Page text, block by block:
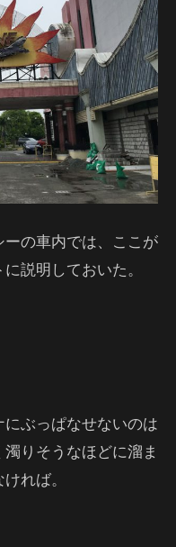
の車内では、ここが
説明しておいた。
ぶっぱなせないのは
りそうなほどに溜ま
れば。